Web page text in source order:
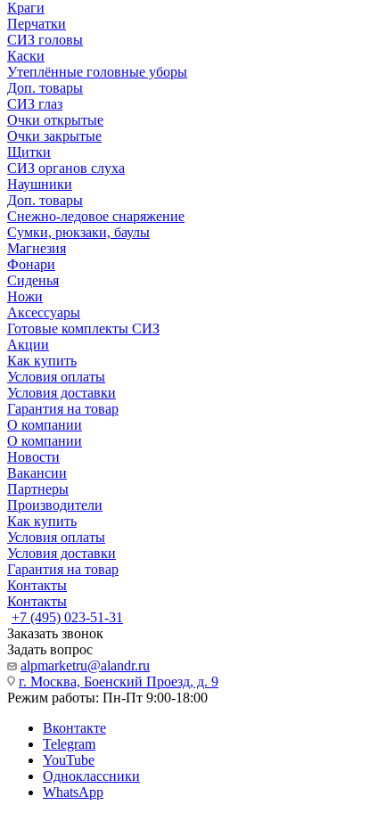
Краги
Перчатки
СИЗ головы
Каски
Утеплённые головные уборы
Доп. товары
СИЗ глаз
Очки открытые
Очки закрытые
Щитки
СИЗ органов слуха
Наушники
Доп. товары
Снежно-ледовое снаряжение
Сумки, рюкзаки, баулы
Магнезия
Фонари
Сиденья
Ножи
Аксессуары
Готовые комплекты СИЗ
Акции
Как купить
Условия оплаты
Условия доставки
Гарантия на товар
О компании
О компании
Новости
Вакансии
Партнеры
Производители
Как купить
Условия оплаты
Условия доставки
Гарантия на товар
Контакты
Контакты
+7 (495) 023-51-31
Заказать звонок
Задать вопрос
alpmarketru@alandr.ru
г. Москва, Боенский Проезд, д. 9
Режим работы: Пн-Пт 9:00-18:00
Вконтакте
Telegram
YouTube
Одноклассники
WhatsApp